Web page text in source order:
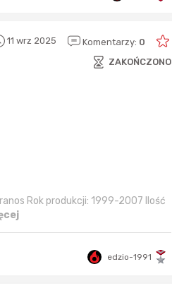
11 wrz 2025 Komentarzy: 0
ZAKOŃCZONO
Rok produkcji: 1999-2007 Ilość
edzio-1991